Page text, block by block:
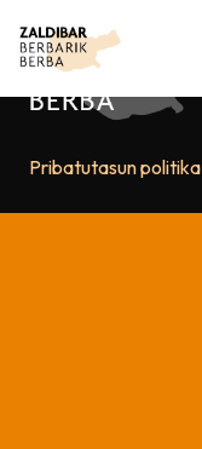
Pribatutasun politika